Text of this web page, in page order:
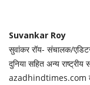
Suvankar Roy
सुवांकर रॉय- संचालक/
दुनिया सहित अन्य राष्ट्रीय
azadhindtimes.com का